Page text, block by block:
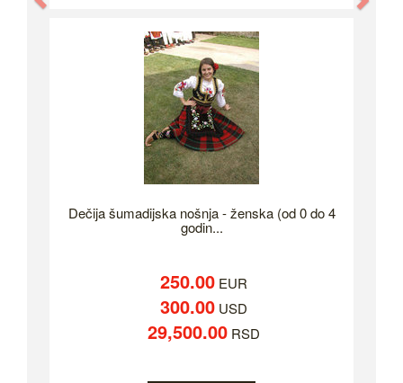
Dečija šumadijska nošnja - ženska (od 0 do 4
godin...
250.00 EUR
300.00 USD
29,500.00 RSD